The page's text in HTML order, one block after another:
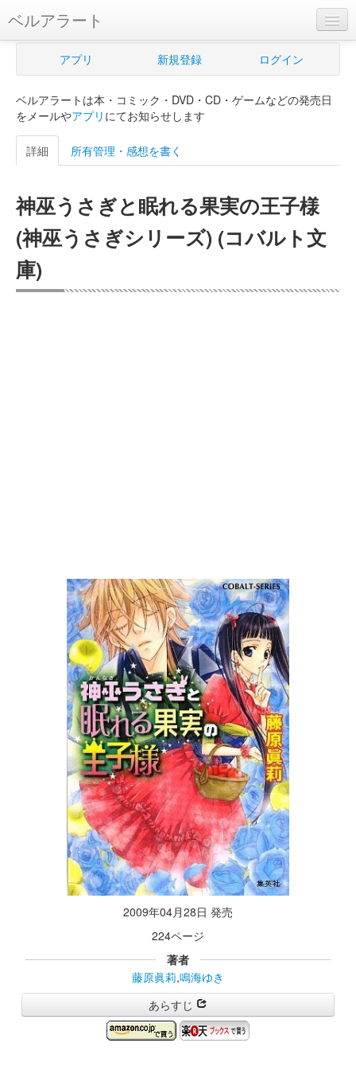
ベルアラート
ベルアラートとは
新規登録
ログイン
購入管理
Myシェルフ
プレミアム
アプリ 新規登録 ログイン
ベルアラートは本・コミック・DVD・CD・ゲームなどの発売日
をメールやアプリ にてお知らせします
詳細 所有管理・感想を書く
神巫うさぎと眠れる果実の王子様
(神巫うさぎシリーズ) (コバルト文
庫)
2009年04月28日 発売
224ページ
著者
藤原眞莉,鳴海ゆき
あらすじ